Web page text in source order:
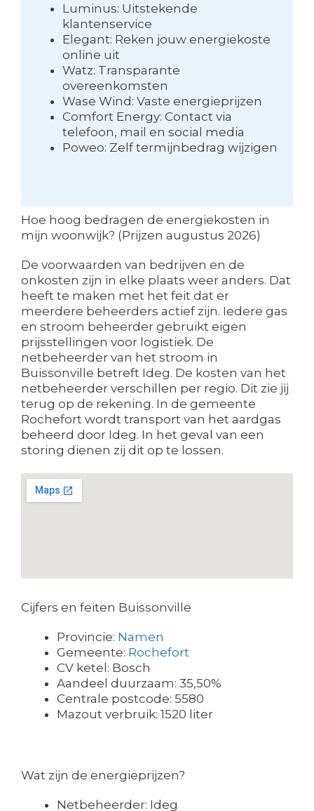
Luminus: Uitstekende
klantenservice
Elegant: Reken jouw energiekoste
online uit
Watz: Transparante
overeenkomsten
Wase Wind: Vaste energieprijzen
Comfort Energy: Contact via
telefoon, mail en social media
Poweo: Zelf termijnbedrag wijzigen
Hoe hoog bedragen de energiekosten in
mijn woonwijk? (Prijzen augustus 2026)
De voorwaarden van bedrijven en de
onkosten zijn in elke plaats weer anders. Dat
heeft te maken met het feit dat er
meerdere beheerders actief zijn. Iedere gas
en stroom beheerder gebruikt eigen
prijsstellingen voor logistiek. De
netbeheerder van het stroom in
Buissonville betreft Ideg. De kosten van het
netbeheerder verschillen per regio. Dit zie jij
terug op de rekening. In de gemeente
Rochefort wordt transport van het aardgas
beheerd door Ideg. In het geval van een
storing dienen zij dit op te lossen.
Cijfers en feiten Buissonville
Provincie: Namen
Gemeente: Rochefort
CV ketel: Bosch
Aandeel duurzaam: 35,50%
Centrale postcode: 5580
Mazout verbruik: 1520 liter
Wat zijn de energieprijzen?
Netbeheerder: Ideg